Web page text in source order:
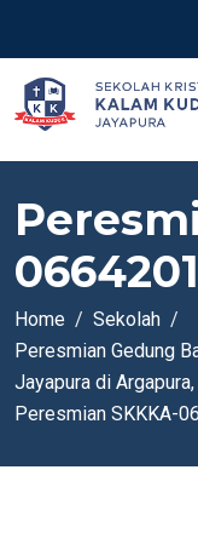
Home
Sekolah
Peresmian Gedung
Jayapura di
Peresmian SKKKA-